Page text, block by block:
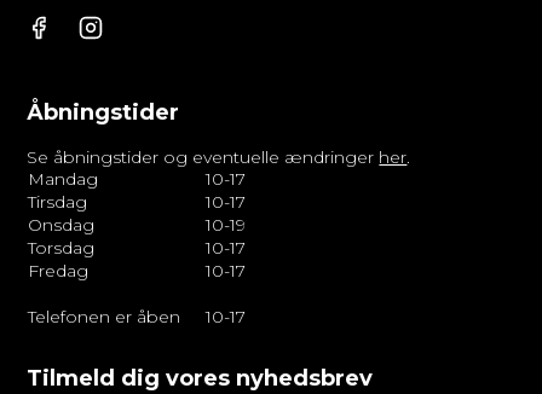
Åbningstider
Se åbningstider og eventuelle ændringer her.
Mandag
10-17
Tirsdag
10-17
Onsdag
10-19
Torsdag
10-17
Fredag
10-17
Telefonen er åben 10-17
Tilmeld dig vores nyhedsbrev